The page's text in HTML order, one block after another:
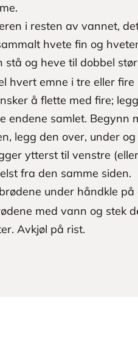
i resten av vannet,
hvete fin og
stå og heve til dobbel
hvert emne i tre eller
å flette med fire;
endene samlet. Begynn
legg den over, under
ytterst til venstre
fra den samme siden.
under håndkle
med vann og stek
Avkjøl på rist.